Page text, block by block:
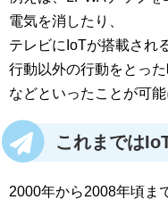
電気を消したり、
テレビにIoTが搭載され
行動以外の行動をとっ
などといったことが可能
これまでは
2000年から2008年頃ま